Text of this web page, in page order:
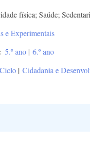
física; Saúde;
e Experimentais
5.º ano | 6.º ano
| Cidadania e